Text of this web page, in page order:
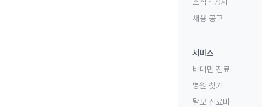
채용 공고
서비스
비대면 진료
병원 찾기
탈모 진료비